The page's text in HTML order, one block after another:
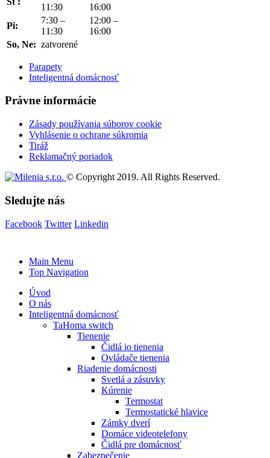
11:30
16:00
Pi:
7:30 –
11:30
12:00 –
16:00
So, Ne: zatvorené
Parapety
Inteligentná domácnosť
Právne informácie
Zásady používania súborov cookie
Vyhlásenie o ochrane súkromia
Tiráž
Reklamačný poriadok
© Copyright 2019. All Rights Reserved.
Sledujte nás
Facebook Twitter Linkedin
Main Menu
Top Navigation
Úvod
O nás
Inteligentná domácnosť
TaHoma switch
Tienenie
Čidlá io tienenia
Ovládače tienenia
Riadenie domácnosti
Svetlá a zásuvky
Kúrenie
Termostat
Termostatické hlavice
Zámky dverí
Domáce videotelefony
Čidlá pre domácnosť
Zabezpečenie